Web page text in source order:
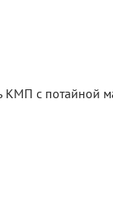
КМП с потайной